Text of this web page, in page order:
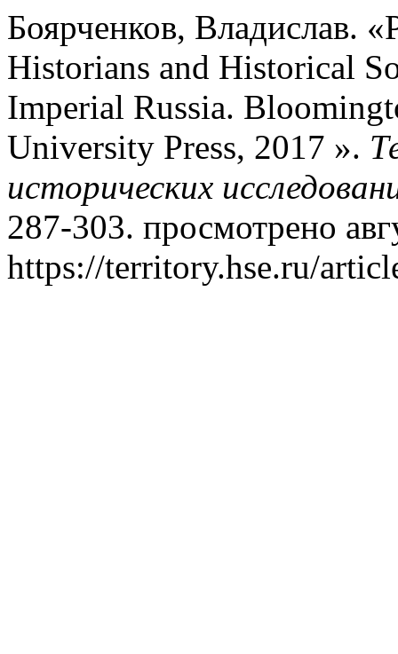
Боярченков, Владислав.
Historians and Historical
Imperial Russia.
University Press, 2017 ».
исторических
287-303. просмотрено
https://territory.hse.ru/